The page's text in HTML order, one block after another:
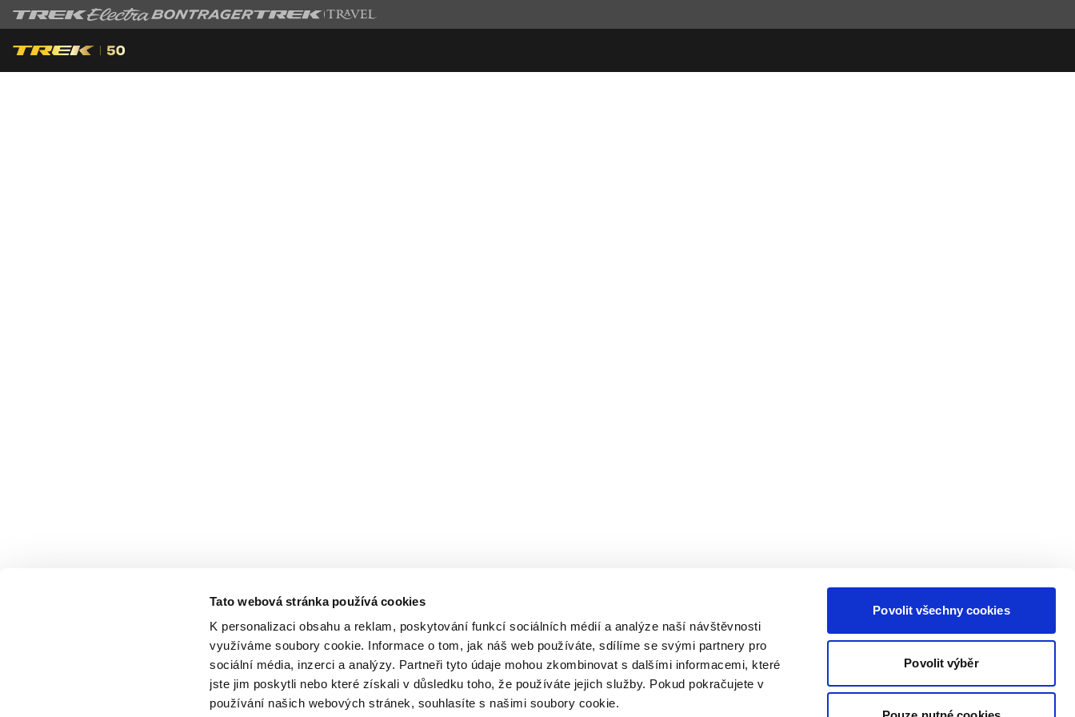
Tato webová stránka používá cookies
K personalizaci obsahu a reklam, poskytování funkcí sociálních médií a analýze naší návštěvnosti
využíváme soubory cookie. Informace o tom, jak náš web používáte, sdílíme se svými partnery pro
sociální média, inzerci a analýzy. Partneři tyto údaje mohou zkombinovat s dalšími informacemi, které
jste jim poskytli nebo které získali v důsledku toho, že používáte jejich služby. Pokud pokračujete v
používání našich webových stránek, souhlasíte s našimi soubory cookie.
Povolit všechny cookies
Povolit výběr